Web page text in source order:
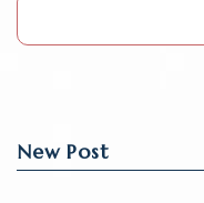
k
New Post